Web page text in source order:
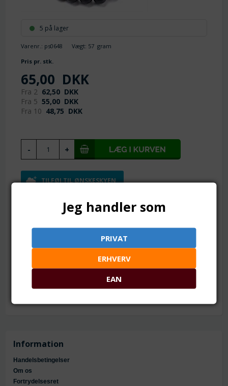
5 på lager
Varenr.: ps0648 Vægt: 57 gram
Pris pr. stk.
65,00 DKK
Fra 2 62,50 DKK
Fra 5 55,00 DKK
Fra 10 48,75 DKK
TILFØJ TIL ØNSKESKYEN
1 streng = ca. 37 perler
Hul: ca. 1 mm
Materiale: Onyx, farvet og bagt
Antal: ca. 36 - 38 stk.
Grade A+ = stort set helt runde og fejlfrie
Information
Handelsbetingelser
Om os
Fortrydelsesret
Jeg handler som
PRIVAT
ERHVERV
EAN